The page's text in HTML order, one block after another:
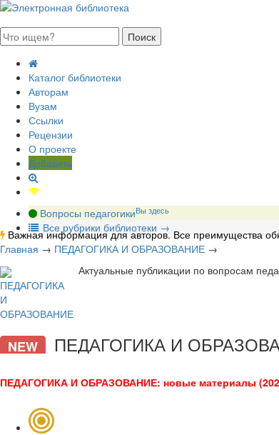
Каталог библиотеки
Авторам
Вузам
Ссылки
Рецензии
О проекте
Добавить
Вопросы педагогикиВы здесь
Все рубрики библиотеки →
Важная информация для авторов. Все преимущества
Главная → ПЕДАГОГИКА И ОБРАЗОВАНИЕ →
Актуальные публикации по вопросам
NEW ПЕДАГОГИКА И
ПЕДАГОГИКА И ОБРАЗОВАНИЕ: новые материалы